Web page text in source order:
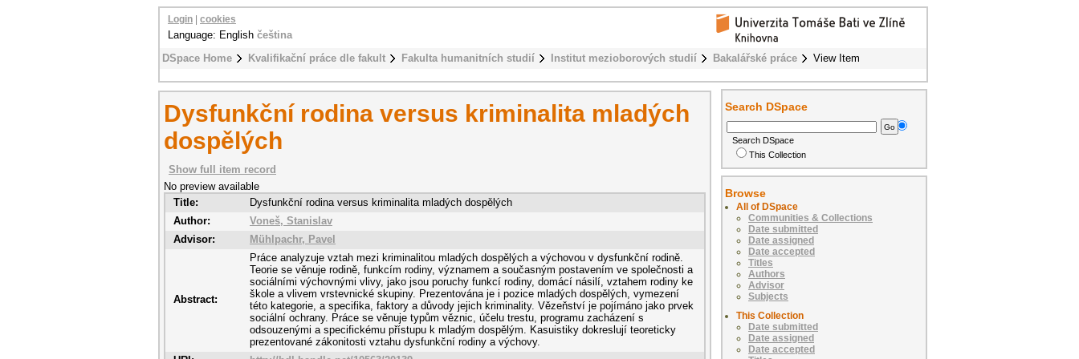
DSpace Home Kvalifikační práce dle fakult Fakulta humanitních studií Institut mezioborových studií Bakalářské práce View Item
Login cookies
Language: English čeština
Dysfunkční rodina versus kriminalita mladých
dospělých
Show full item record
No preview available
Title:
Dysfunkční rodina versus kriminalita mladých dospělých
Author:
Voneš, Stanislav
Advisor:
Mühlpachr, Pavel
Abstract:
Práce analyzuje vztah mezi kriminalitou mladých dospělých a výchovou v dysfunkční rodině.
Teorie se věnuje rodině, funkcím rodiny, významem a současným postavením ve společnosti a
sociálními výchovnými vlivy, jako jsou poruchy funkcí rodiny, domácí násilí, vztahem rodiny ke
škole a vlivem vrstevnické skupiny. Prezentována je i pozice mladých dospělých, vymezení
této kategorie, a specifika, faktory a důvody jejich kriminality. Vězeňství je pojímáno jako prvek
sociální ochrany. Práce se věnuje typům věznic, účelu trestu, programu zacházení s
odsouzenými a specifickému přístupu k mladým dospělým. Kasuistiky dokreslují teoreticky
prezentované zákonitosti vztahu dysfunkční rodiny a výchovy.
Search DSpace
Search DSpace
This Collection
Browse
All of DSpace
Communities & Collections
Date submitted
Date assigned
Date accepted
Titles
Authors
Advisor
Subjects
This Collection
Date submitted
Date assigned
Date accepted